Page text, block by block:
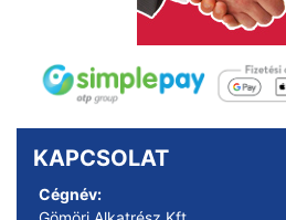
KAPCSOLAT
Cégnév: